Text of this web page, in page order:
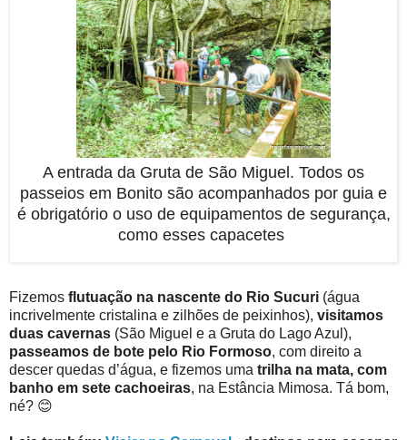
A entrada da Gruta de São Miguel. Todos os
passeios em Bonito são acompanhados por guia e
é obrigatório o uso de equipamentos de segurança,
como esses capacetes
Fizemos flutuação na nascente do Rio Sucuri (água
incrivelmente cristalina e zilhões de peixinhos), visitamos
duas cavernas (São Miguel e a Gruta do Lago Azul),
passeamos de bote pelo Rio Formoso, com direito a
descer quedas d’água, e fizemos uma trilha na mata, com
banho em sete cachoeiras, na Estância Mimosa. Tá bom,
né? 😊